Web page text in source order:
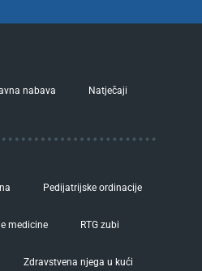
nabava Natječaji
Pedijatrijske ordinacije
medicine RTG zubi
Zdravstvena njega u kući